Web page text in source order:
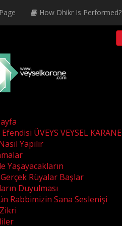
How Dhikr Is Performed?
Efendisi ÜVEYS VEYSEL KARANE
Yapılır
Yaşayacakların
Rüyalar Başlar
Duyulması
Rabbimizin Sana Seslenişi